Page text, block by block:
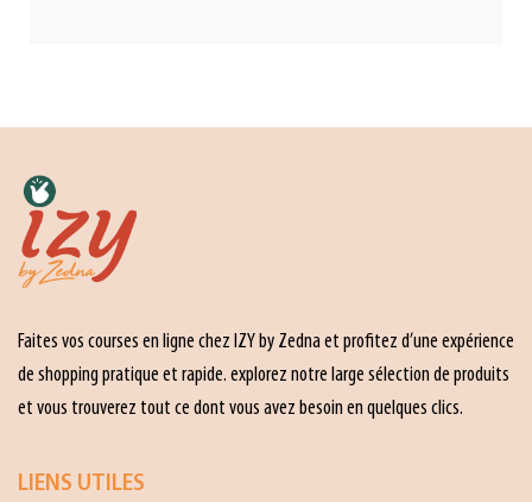
Faites vos courses en ligne chez IZY by Zedna et profitez d’une expérience
de shopping pratique et rapide. explorez notre large sélection de produits
et vous trouverez tout ce dont vous avez besoin en quelques clics.
LIENS UTILES